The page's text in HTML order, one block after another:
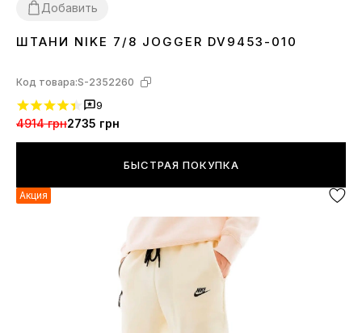
Добавить
XSSM LXL
ШТАНИ NIKE 7/8 JOGGER DV9453-010
Код товара:S-2352260
9
4914 грн2735 грн
БЫСТРАЯ ПОКУПКА
Акция